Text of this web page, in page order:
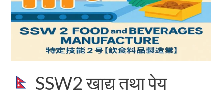
SSW2 खाद्य तथा पेय
मोडेल
परीक्षा